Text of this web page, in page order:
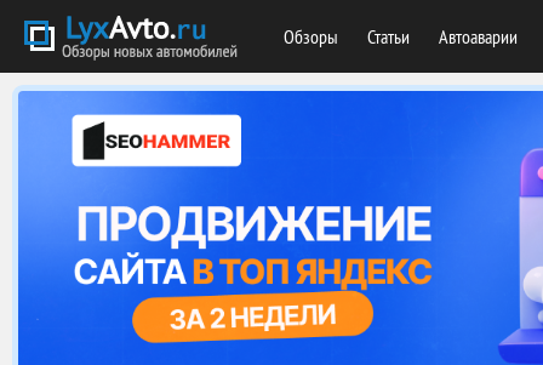
Обзоры Статьи Автоаварии